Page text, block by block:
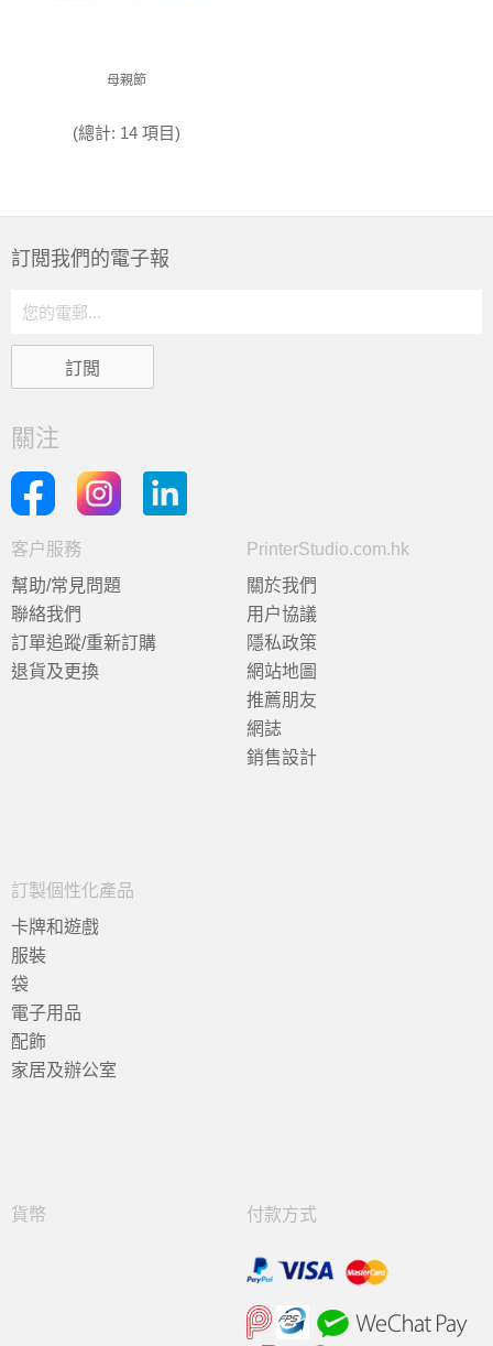
母親節
(總計: 14 項目)
訂閲我們的電子報
關注
客户服務
幫助/常見問題
聯絡我們
訂單追蹤/重新訂購
退貨及更換
PrinterStudio.com.hk
關於我們
用户協議
隱私政策
網站地圖
推薦朋友
網誌
銷售設計
訂製個性化產品
卡牌和遊戲
服裝
袋
電子用品
配飾
家居及辦公室
貨幣 付款方式